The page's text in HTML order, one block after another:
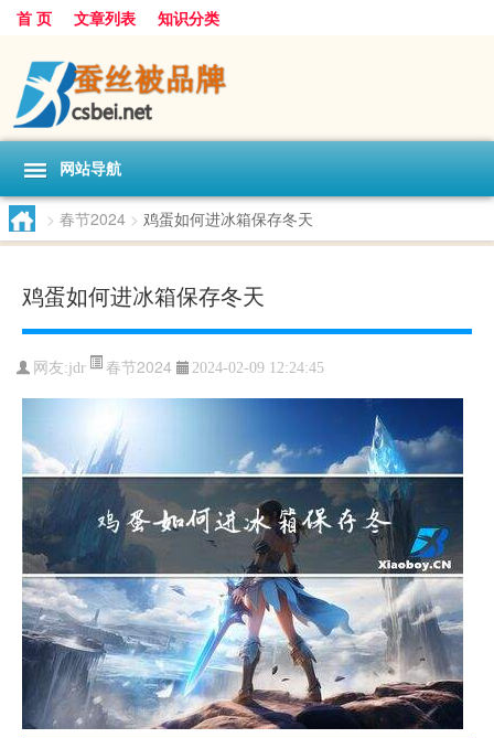
首 页 文章列表 知识分类
网站导航
> 春节2024 > 鸡蛋如何进冰箱保存冬天
鸡蛋如何进冰箱保存冬天
网友:jdr 春节2024 2024-02-09 12:24:45